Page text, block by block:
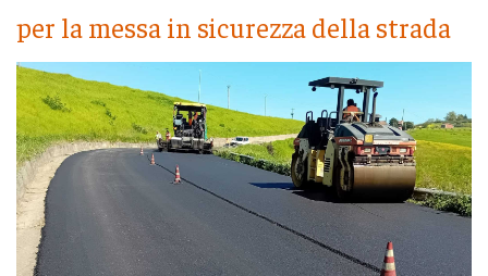
per la messa in sicurezza della strada